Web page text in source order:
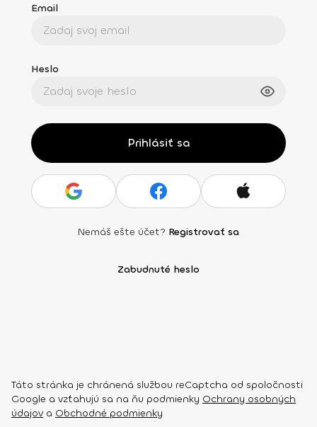
Email
Heslo
Prihlásiť sa
Nemáš ešte účet? Registrovať sa
Zabudnuté heslo
Táto stránka je chránená službou reCaptcha od spoločnosti
Google a vzťahujú sa na ňu podmienky Ochrany osobných
údajov a Obchodné podmienky